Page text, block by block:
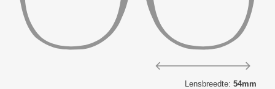
Lensbreedte: 54mm